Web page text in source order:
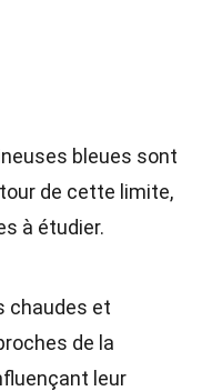
bleues sont
de cette limite,
à étudier.
chaudes et
de la
leur